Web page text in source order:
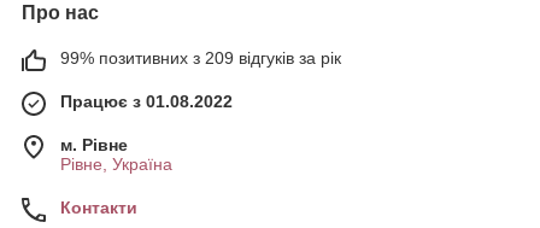
Про нас
99% позитивних з 209 відгуків за рік
Працює з 01.08.2022
м. Рівне
Рівне, Україна
Контакти